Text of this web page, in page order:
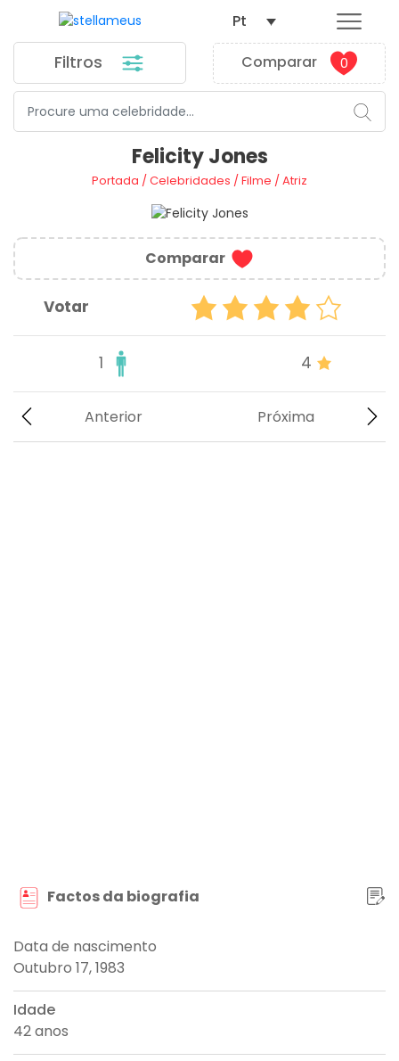
Filtros Comparar 0
Pt
Felicity Jones
Portada /Celebridades /Filme /Atriz
Comparar
Votar
1 4
Próxima
Anterior
Factos da biografia
Data de nascimento
Outubro 17, 1983
Idade
42 anos